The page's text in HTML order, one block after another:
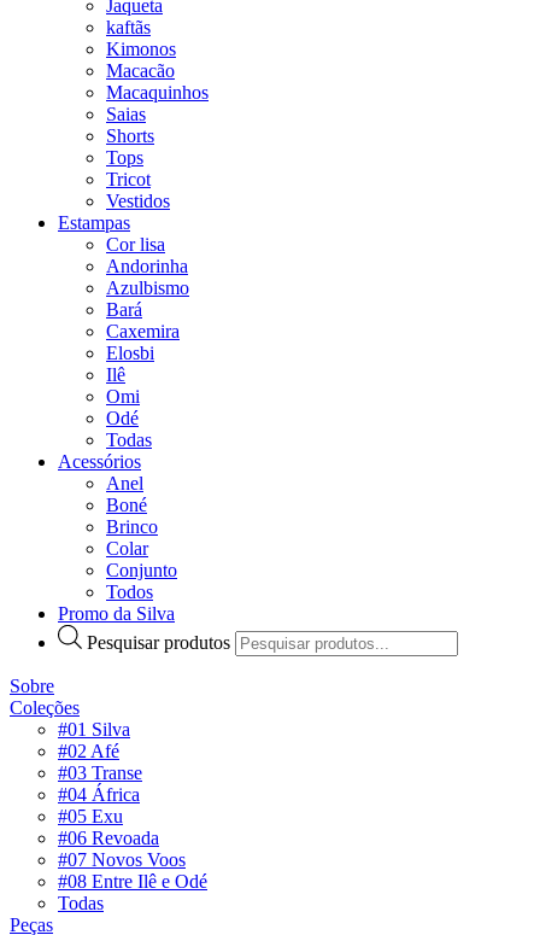
Jaqueta
kaftãs
Kimonos
Macacão
Macaquinhos
Saias
Shorts
Tops
Tricot
Vestidos
Estampas
Cor lisa
Andorinha
Azulbismo
Bará
Caxemira
Elosbi
Ilê
Omi
Odé
Todas
Acessórios
Anel
Boné
Brinco
Colar
Conjunto
Todos
Promo da Silva
Pesquisar produtos
Sobre
Coleções
#01 Silva
#02 Afé
#03 Transe
#04 África
#05 Exu
#06 Revoada
#07 Novos Voos
#08 Entre Ilê e Odé
Todas
Peças